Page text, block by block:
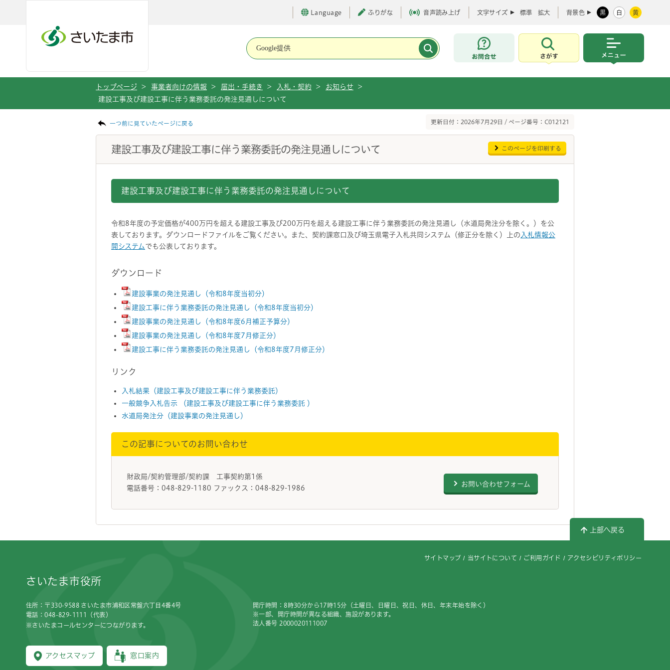
Language ふりがな 音声読み上げ 文字サイズ 標準 拡大 背景色 黒 白 黄
お問合せ
さがす
トップページ > 事業者向けの情報 > 届出・手続き > 入札・契約 > お知らせ
>
建設工事及び建設工事に伴う業務委託の発注見通しについて
一つ前に見ていたページに戻る 更新日付：2026年7月29日 / ページ番号：C012121
建設工事及び建設工事に伴う業務委託の発注見通しについて このページを印刷する
建設工事及び建設工事に伴う業務委託の発注見通しについて
令和8年度の予定価格が400万円を超える建設工事及び200万円を超える建設工事に伴う業務委託の発注見通し（水道局発注分を除く。）を公
表しております。ダウンロードファイルをご覧ください。また、契約課窓口及び埼玉県電子入札共同システム（修正分を除く）上の 入札情報公
開システム でも公表しております。
ダウンロード
建設事業の発注見通し（令和8年度当初分）
建設工事に伴う業務委託の発注見通し（令和8年度当初分）
建設事業の発注見通し（令和8年度6月補正予算分）
建設事業の発注見通し（令和8年度7月修正分）
建設工事に伴う業務委託の発注見通し（令和8年度7月修正分）
リンク
入札結果（建設工事及び建設工事に伴う業務委託）
一般競争入札告示 （建設工事及び建設工事に伴う業務委託 ）
水道局発注分（建設事業の発注見通し）
この記事についてのお問い合わせ
財政局/契約管理部/契約課 工事契約第1係
電話番号：048-829-1180 ファックス：048-829-1986
お問い合わせフォーム
上部へ戻る
サイトマップ 当サイトについて ご利用ガイド アクセシビリティポリシー
さいたま市役所
住所：〒330-9588 さいたま市浦和区常盤六丁目4番4号
電話：048-829-1111（代表）
※さいたまコールセンターにつながります。
アクセスマップ 窓口案内
開庁時間：8時30分から17時15分（土曜日、日曜日、祝日、休日、年末年始を除く）
※一部、開庁時間が異なる組織、施設があります。
法人番号 2000020111007